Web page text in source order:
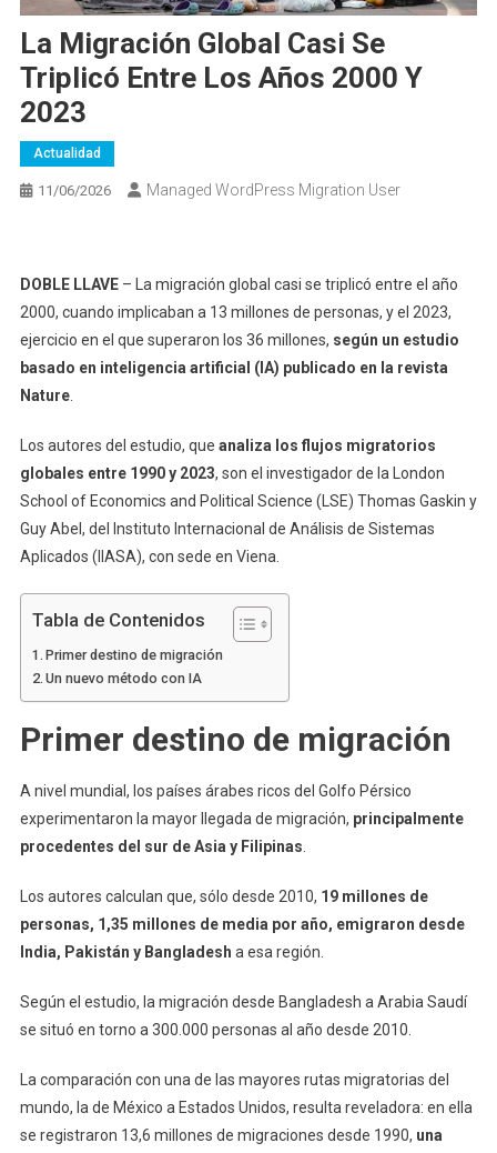
La Migración Global Casi Se
Triplicó Entre Los Años 2000 Y
2023
Actualidad
11/06/2026 Managed WordPress Migration User
DOBLE LLAVE– La migración global casi se triplicó entre el año
2000, cuando implicaban a 13 millones de personas, y el 2023,
ejercicio en el que superaron los 36 millones, según un estudio
basado en inteligencia artificial (IA) publicado en la revista
Nature.
Los autores del estudio, que analiza los flujos migratorios
globales entre 1990 y 2023, son el investigador de la London
School of Economics and Political Science (LSE) Thomas Gaskin y
Guy Abel, del Instituto Internacional de Análisis de Sistemas
Aplicados (IIASA), con sede en Viena.
Tabla de Contenidos
Primer destino de migración
Un nuevo método con IA
Primer destino de migración
A nivel mundial, los países árabes ricos del Golfo Pérsico
experimentaron la mayor llegada de migración, principalmente
procedentes del sur de Asia y Filipinas
Los autores calculan que, sólo desde 2010, 19 millones de
personas, 1,35 millones de media por año, emigraron desde
India, Pakistán y Bangladesh a esa región.
Según el estudio, la migración desde Bangladesh a Arabia Saudí
se situó en torno a 300.000 personas al año desde 2010.
La comparación con una de las mayores rutas migratorias del
mundo, la de México a Estados Unidos, resulta reveladora: en ella
se registraron 13,6 millones de migraciones desde 1990, una